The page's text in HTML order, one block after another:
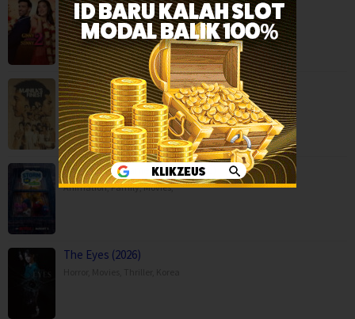
Comedy,Drama,Romance,India
Manila’s Finest (2025)
Action,Crime,Movies,Thriller,Philippines
Storm on Sesame Street (2026)
Animation,Family,Movies,
The Eyes (2026)